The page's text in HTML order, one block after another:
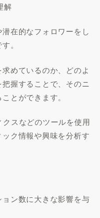
解
在的なフォロワーをし
。
めているのか、どのよ
握することで、そのニ
とができます。
スなどのツールを使用
ク情報や興味を分析す
ン数に大きな影響を与